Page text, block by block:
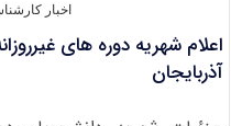
اخبار
آذربایجان